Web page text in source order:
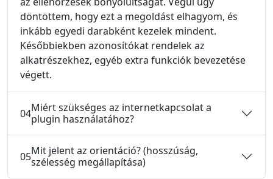
döntöttem, hogy ezt a megoldást elhagyom, és
inkább egyedi darabként kezelek mindent.
Későbbiekben azonosítókat rendelek az
alkatrészekhez, egyéb extra funkciók bevezetése
végett.
04Miért szükséges az internetkapcsolat a
plugin használatához?
05Mit jelent az orientáció? (hosszúság,
szélesség megállapítása)